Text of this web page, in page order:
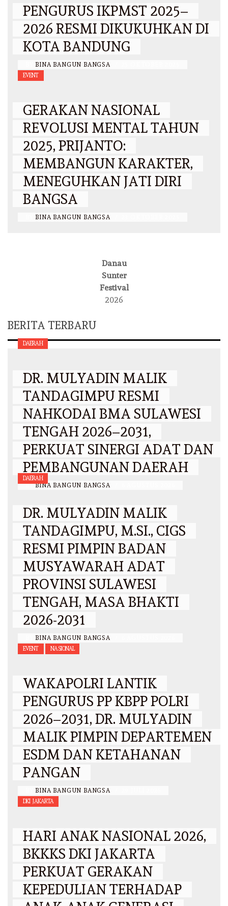
PENGURUS IKPMST 2025–
2026 RESMI DIKUKUHKAN DI
KOTA BANDUNG
BINA BANGUN BANGSA
EVENT
GERAKAN NASIONAL
REVOLUSI MENTAL TAHUN
2025, PRIJANTO:
MEMBANGUN KARAKTER,
MENEGUHKAN JATI DIRI
BANGSA
BINA BANGUN BANGSA
Danau
Sunter
Festival
2026
BERITA TERBARU
DAERAH
DR. MULYADIN MALIK
TANDAGIMPU RESMI
NAHKODAI BMA SULAWESI
TENGAH 2026–2031,
PERKUAT SINERGI ADAT DAN
PEMBANGUNAN DAERAH
BY BINA BANGUN BANGSA
DAERAH
DR. MULYADIN MALIK
TANDAGIMPU, M.SI., CIGS
RESMI PIMPIN BADAN
MUSYAWARAH ADAT
PROVINSI SULAWESI
TENGAH, MASA BHAKTI
2026-2031
BINA BANGUN BANGSA
EVENT NASIONAL
WAKAPOLRI LANTIK
PENGURUS PP KBPP POLRI
2026–2031, DR. MULYADIN
MALIK PIMPIN DEPARTEMEN
ESDM DAN KETAHANAN
PANGAN
BINA BANGUN BANGSA
DKI JAKARTA
HARI ANAK NASIONAL 2026,
BKKKS DKI JAKARTA
PERKUAT GERAKAN
KEPEDULIAN TERHADAP